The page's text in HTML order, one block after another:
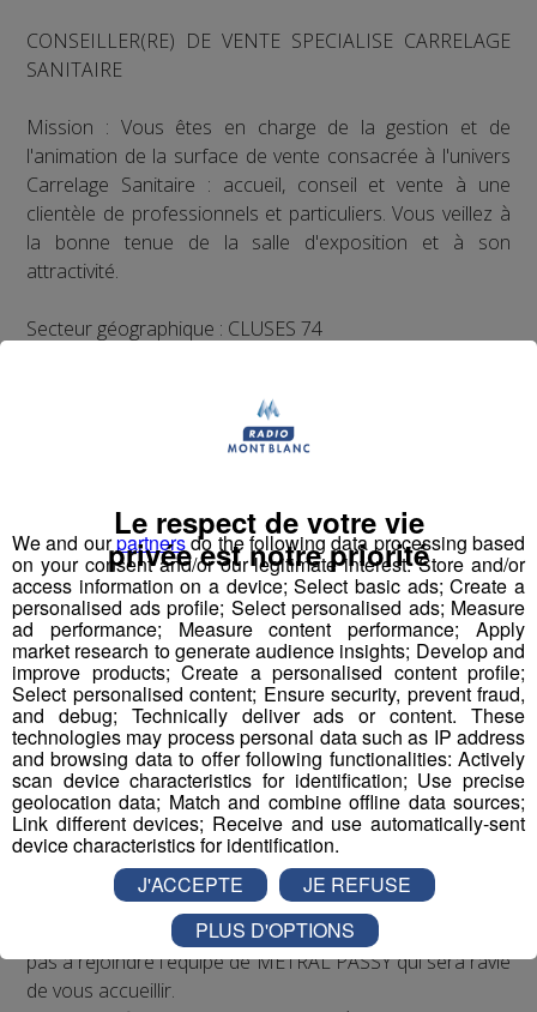
CONSEILLER(RE) DE VENTE SPECIALISE CARRELAGE
SANITAIRE
Mission : Vous êtes en charge de la gestion et de
l'animation de la surface de vente consacrée à l'univers
Carrelage Sanitaire : accueil, conseil et vente à une
clientèle de professionnels et particuliers. Vous veillez à
la bonne tenue de la salle d'exposition et à son
attractivité.
Secteur géographique : CLUSES 74
Des connaissances ou des compétences dans le
domaine du carrelage ou de la vente en surface
marketing, vous savez écouter les attentes des clients et
sentir les tendances du marché.
Savoir-être requis :
- Vous faites preuve d'une certaine sensibilité déco
- Goût du challenge
- Sens du contact, de la relation commerciale, écoute de
l'autre
- Optimisme, enthousiasme, envie de vendre
- Polyvalence et adaptabilité
- Esprit d’équipe et d’entreprise
Niveau d’étude : Bac +2 minimum ou Expérience dans la
vente B to C en magasin spécialisé nécessaire.
Si vous vous reconnaissez dans ce descriptif, n'hésitez
pas à rejoindre l'équipe de METRAL PASSY qui sera ravie
de vous accueillir.
We and ourpartnersdo the following data processing based
on your consent and/or our legitimate interest: Store and/or
access information on a device; Select basic ads; Create a
personalised ads profile; Select personalised ads; Measure
ad performance; Measure content performance; Apply
market research to generate audience insights; Develop and
improve products; Create a personalised content profile;
Select personalised content; Ensure security, prevent fraud,
and debug; Technically deliver ads or content. These
technologies may process personal data such as IP address
and browsing data to offer following functionalities: Actively
scan device characteristics for identification; Use precise
geolocation data; Match and combine offline data sources;
Link different devices; Receive and use automatically-sent
device characteristics for identification.
Le respect de votre vie
privée est notre priorité
J'ACCEPTE
JE REFUSE
PLUS D'OPTIONS